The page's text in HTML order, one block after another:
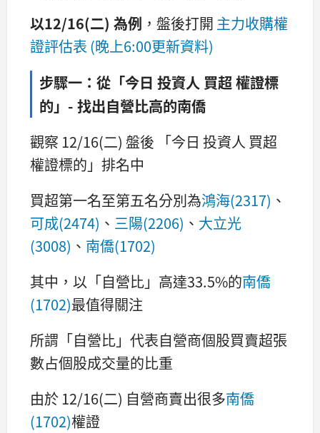
以12/16(二) 為例 ，盤後打開 主力收購權
證評估表 (晚上6:00更新資料)
步驟一：從「今日 投資人 買超 權證標
的」- 找出自營比高的南僑
觀察 12/16(二) 盤後 「今日 投資人 買超
權證標的」排名中
買超第一名至第五名分別為鴻海(2317) 、
可成(2474) 、 三陽(2206) 、 大立光
(3008) 、 南僑(1702)
其中，以「自營比」高達33.5%的南僑
(1702)最值得關注
所謂「自營比」代表自營商個股買賣超張
數占個股成交量的比重
由於 12/16(二) 自營商賣出很多南僑
(1702)權證